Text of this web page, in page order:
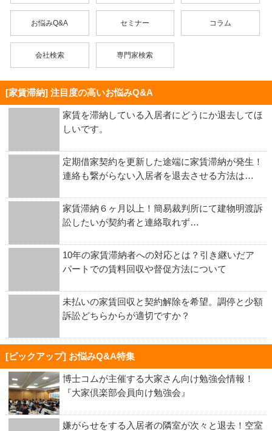
お悩みQ&A セミナー コラム
会社検索 専門家検索
[家賃滞納] 注目度の高いお悩みQ&A
家賃を滞納している入居者にどうにか退去してほ
しいです。
定期借家契約を更新した途端に家賃滞納が発生！
連絡も繋がらない入居者を退去させる方法は…
家賃滞納６ヶ月以上！簡易裁判所にて建物明渡訴
訟したいが契約者と連絡取れず…
10年の家賃滞納者への対応とは？引き継いだア
パートでの賃料回収や督促方法について
未払いの家賃回収と契約解除を希望。調停と少額
訴訟どちらからが適切ですか？
[ピックアップ] お悩みQ&A特集
博士コムが主催する大家さん向け勉強会情報！
『大家倶楽部会員向け勉強会』
嫌がらせをする入居者の隣室が次々と退去！空室